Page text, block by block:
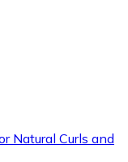
Natural Curls and